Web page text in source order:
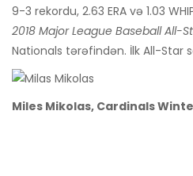
9-3 rekordu, 2.63 ERA və 1.03
2018 Major League Baseball All-
Nationals tərəfindən. İlk All-Star
Miles Mikolas, Cardinals